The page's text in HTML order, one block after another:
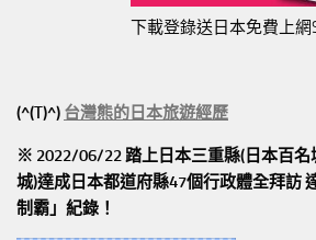
下載登錄送日本免費上網
(^(T)^) 台灣熊的日本旅遊經歷
※ 2022/06/22 踏上日本三重縣(日本百名
城)達成日本都道府縣47個行政體全拜訪
制霸」紀錄！